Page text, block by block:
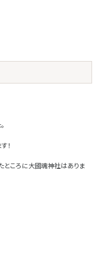
！
ところに大國魂神社はありま